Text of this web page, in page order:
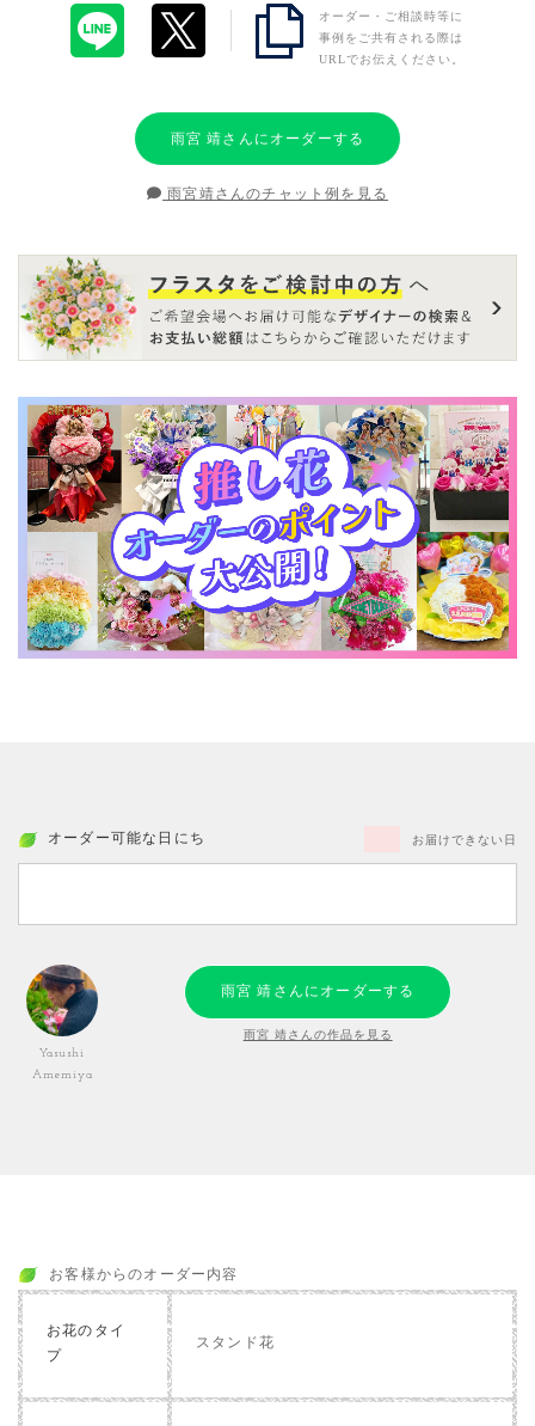
オーダー・ご相談時等に
事例をご共有される際は
URLでお伝えください。
雨宮 靖さんにオーダーする
雨宮靖さんのチャット例を見る
オーダー可能な日にち お届けできない日
Yasushi
Amemiya
雨宮 靖さんにオーダーする
雨宮 靖さんの作品を見る
お客様からのオーダー内容
お花のタイ
プ
スタンド花